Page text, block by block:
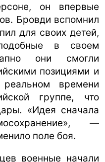
он впервые
Бровди вспомнил
для своих детей,
в своем
они смогли
позициями и
времени
группе, что
«Идея сначала
—
поле боя.
военные начали